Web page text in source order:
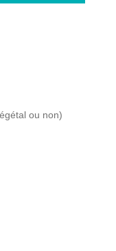
ou non)